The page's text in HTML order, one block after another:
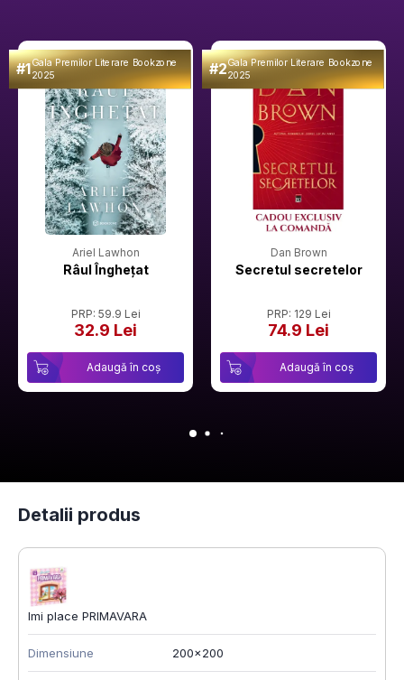
#1Gala Premilor Literare Bookzone
2025
Ariel Lawhon
Râul Înghețat
PRP: 59.9 Lei
32.9 Lei
Adaugă în coș
#2Gala Premilor Literare Bookzone
2025
Dan Brown
Secretul secretelor
PRP: 129 Lei
74.9 Lei
Adaugă în coș
Detalii produs
Imi place PRIMAVARA
Dimensiune 200x200